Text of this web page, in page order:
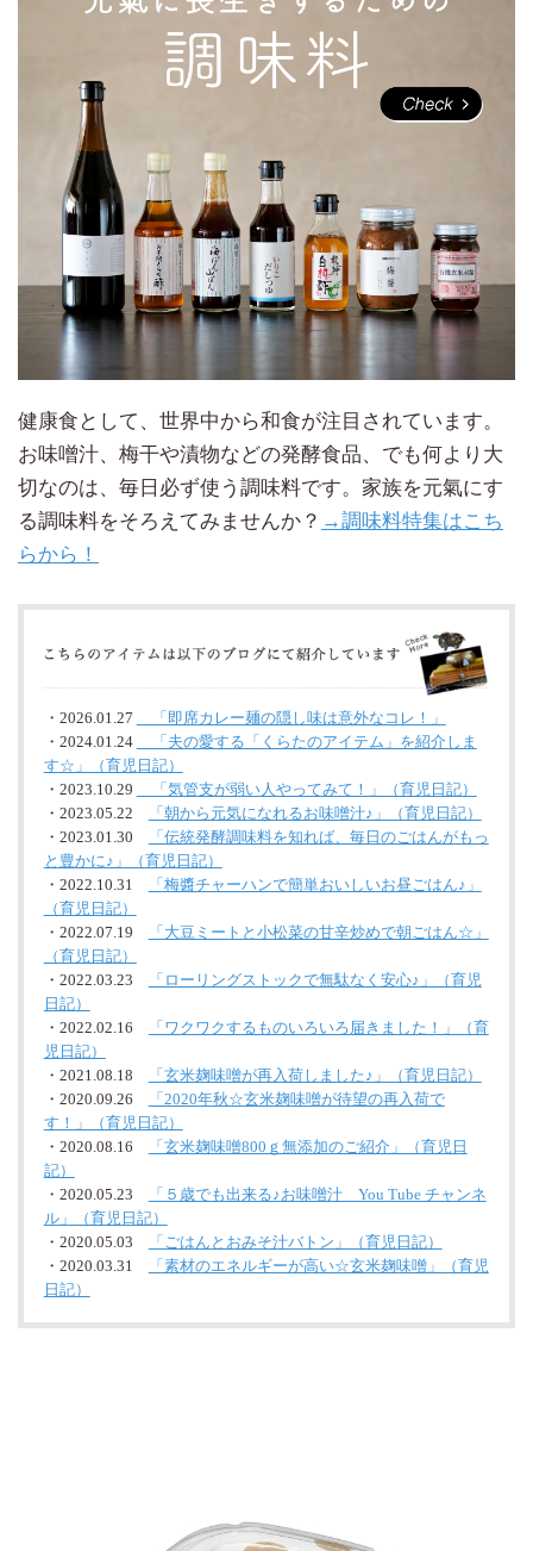
健康食として、世界中から和食が注目されています。
お味噌汁、梅干や漬物などの発酵食品、でも何より大
切なのは、毎日必ず使う調味料です。家族を元氣にす
る調味料をそろえてみませんか？ →調味料特集はこち
らから！
・2026.01.27
「即席カレー麺の隠し味は意外なコレ！」
・2024.01.24
「夫の愛する「くらたのアイテム」を紹介しま
す☆」（育児日記）
・2023.10.29
「気管支が弱い人やってみて！」（育児日記）
・2023.05.22
「朝から元気になれるお味噌汁♪」（育児日記）
・2023.01.30
「伝統発酵調味料を知れば、毎日のごはんがもっ
と豊かに♪」（育児日記）
・2022.10.31
「梅醬チャーハンで簡単おいしいお昼ごはん♪」
（育児日記）
・2022.07.19
「大豆ミートと小松菜の甘辛炒めで朝ごはん☆」
（育児日記）
・2022.03.23
「ローリングストックで無駄なく安心♪」（育児
日記）
・2022.02.16
「ワクワクするものいろいろ届きました！」（育
児日記）
・2021.08.18
「玄米麹味噌が再入荷しました♪」（育児日記）
・2020.09.26
「2020年秋☆玄米麹味噌が待望の再入荷で
す！」（育児日記）
・2020.08.16
「玄米麹味噌800ｇ無添加のご紹介」（育児日
記）
・2020.05.23
「５歳でも出来る♪お味噌汁 You Tube チャンネ
ル」（育児日記）
・2020.05.03
「ごはんとおみそ汁バトン」（育児日記）
・2020.03.31
「素材のエネルギーが高い☆玄米麹味噌」（育児
日記）